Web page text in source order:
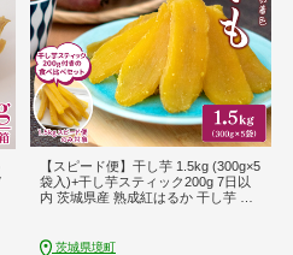
【スピード便】干し芋 1.5kg (300g×5
袋入)+干し芋スティック200g 7日以
内 茨城県産 熟成紅はるか 干し芋 紅
大人気 人気 K1801 【計1.7kg】
茨城県境町